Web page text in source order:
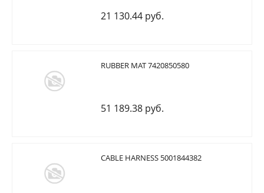
21 130.44 руб.
RUBBER MAT 7420850580
51 189.38 руб.
CABLE HARNESS 5001844382